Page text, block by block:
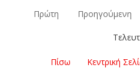
Πρώτη Προηγούμενη
Πίσω Κεντρική